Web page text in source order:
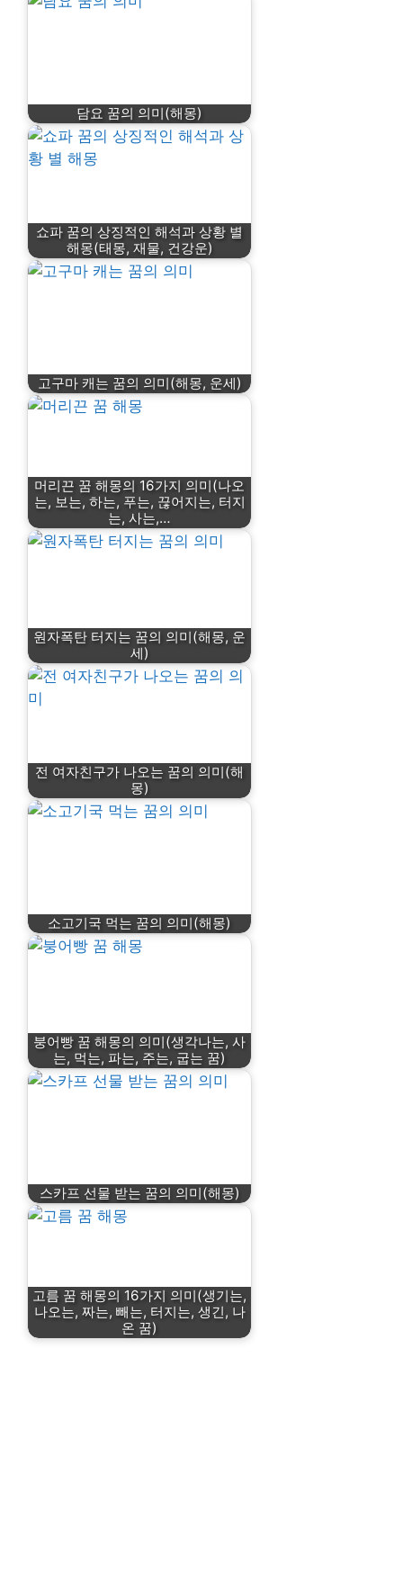
담요 꿈의 의미(해몽)
쇼파 꿈의 상징적인 해석과 상황 별
해몽(태몽, 재물, 건강운)
고구마 캐는 꿈의 의미(해몽, 운세)
머리끈 꿈 해몽의 16가지 의미(나오
는, 보는, 하는, 푸는, 끊어지는, 터지
는, 사는,…
원자폭탄 터지는 꿈의 의미(해몽, 운
세)
전 여자친구가 나오는 꿈의 의미(해
몽)
소고기국 먹는 꿈의 의미(해몽)
붕어빵 꿈 해몽의 의미(생각나는, 사
는, 먹는, 파는, 주는, 굽는 꿈)
스카프 선물 받는 꿈의 의미(해몽)
고름 꿈 해몽의 16가지 의미(생기는,
나오는, 짜는, 빼는, 터지는, 생긴, 나
온 꿈)